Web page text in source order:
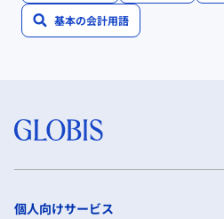
基本の会計用語
個人向けサービス